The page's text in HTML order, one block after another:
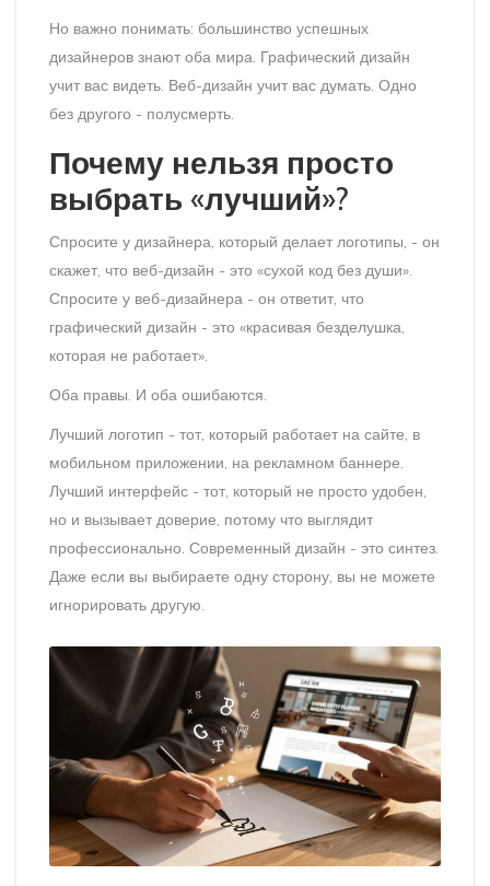
Но важно понимать: большинство успешных
дизайнеров знают оба мира. Графический дизайн
учит вас видеть. Веб-дизайн учит вас думать. Одно
без другого - полусмерть.
Почему нельзя просто
выбрать «лучший»?
Спросите у дизайнера, который делает логотипы, - он
скажет, что веб-дизайн - это «сухой код без души».
Спросите у веб-дизайнера - он ответит, что
графический дизайн - это «красивая безделушка,
которая не работает».
Оба правы. И оба ошибаются.
Лучший логотип - тот, который работает на сайте, в
мобильном приложении, на рекламном баннере.
Лучший интерфейс - тот, который не просто удобен,
но и вызывает доверие, потому что выглядит
профессионально. Современный дизайн - это синтез.
Даже если вы выбираете одну сторону, вы не можете
игнорировать другую.